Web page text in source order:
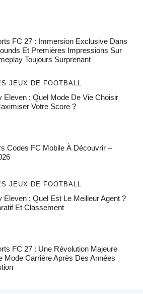
FC 27 : Immersion Exclusive Dans
Et Premières Impressions Sur
Toujours Surprenant
JEUX DE FOOTBALL
Eleven : Quel Mode De Vie Choisir
Votre Score ?
Codes FC Mobile À Découvrir –
JEUX DE FOOTBALL
Eleven : Quel Est Le Meilleur Agent ?
Et Classement
FC 27 : Une Révolution Majeure
Mode Carrière Après Des Années